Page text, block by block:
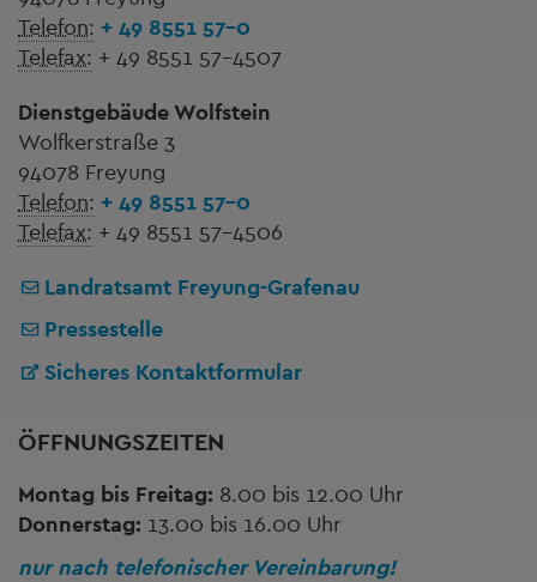
Telefon: + 49 8551 57-0
Telefax: + 49 8551 57-4507
Dienstgebäude Wolfstein
Wolfkerstraße 3
94078 Freyung
Telefon: + 49 8551 57-0
Telefax: + 49 8551 57-4506
Landratsamt Freyung-Grafenau
Pressestelle
Sicheres Kontaktformular
ÖFFNUNGSZEITEN
Montag bis Freitag: 8.00 bis 12.00 Uhr
Donnerstag: 13.00 bis 16.00 Uhr
nur nach telefonischer Vereinbarung!